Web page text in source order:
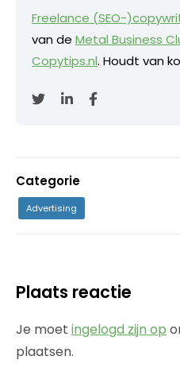
Freelance (SEO-
van de Metal Business
Copytips.nl. Houdt van
Categorie
Advertising
Plaats reactie
Je moet ingelogd zijn op
plaatsen.